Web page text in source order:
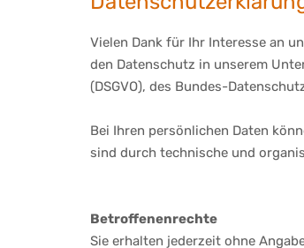
Vielen Dank für Ihr Interesse an
den Datenschutz in unserem
(DSGVO), des Bundes-
Bei Ihren persönlichen Daten
sind durch technische und
Betroffenenrechte
Sie erhalten jederzeit ohne